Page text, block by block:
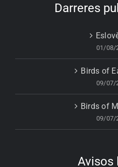
Darreres
01/08/
Birds of
09/07/
Birds of
09/07/
Avisos